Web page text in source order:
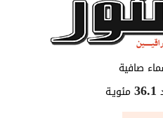
صافية
36.1 مئويـة